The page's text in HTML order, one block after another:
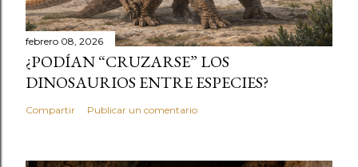
febrero 08, 2026
¿PODÍAN “CRUZARSE” LOS
DINOSAURIOS ENTRE ESPECIES?
Compartir Publicar un comentario